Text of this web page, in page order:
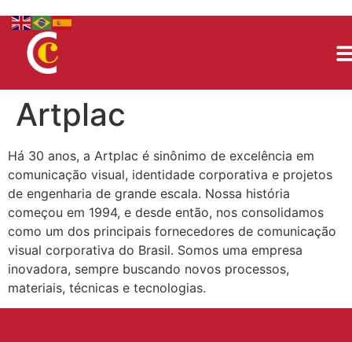
Artplac
Há 30 anos, a Artplac é sinônimo de excelência em
comunicação visual, identidade corporativa e projetos
de engenharia de grande escala. Nossa história
começou em 1994, e desde então, nos consolidamos
como um dos principais fornecedores de comunicação
visual corporativa do Brasil. Somos uma empresa
inovadora, sempre buscando novos processos,
materiais, técnicas e tecnologias.